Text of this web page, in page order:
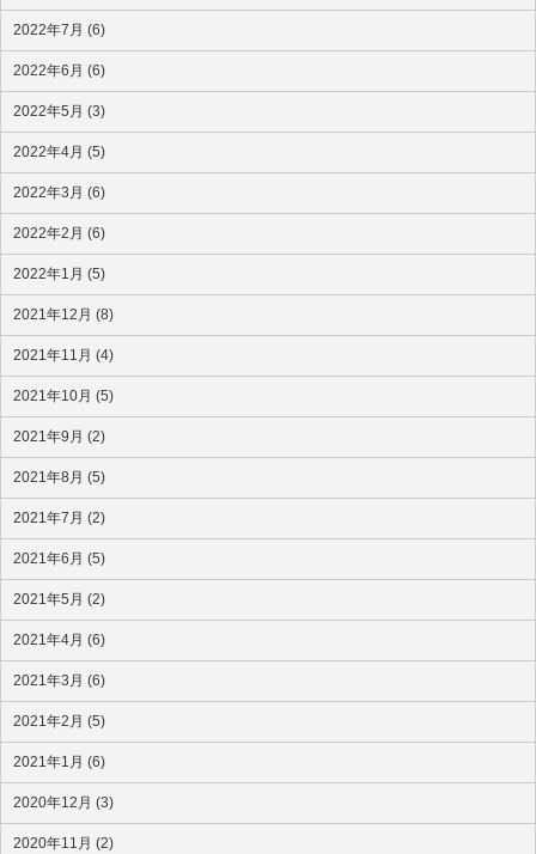
2022年7月 (6)
2022年6月 (6)
2022年5月 (3)
2022年4月 (5)
2022年3月 (6)
2022年2月 (6)
2022年1月 (5)
2021年12月 (8)
2021年11月 (4)
2021年10月 (5)
2021年9月 (2)
2021年8月 (5)
2021年7月 (2)
2021年6月 (5)
2021年5月 (2)
2021年4月 (6)
2021年3月 (6)
2021年2月 (5)
2021年1月 (6)
2020年12月 (3)
2020年11月 (2)